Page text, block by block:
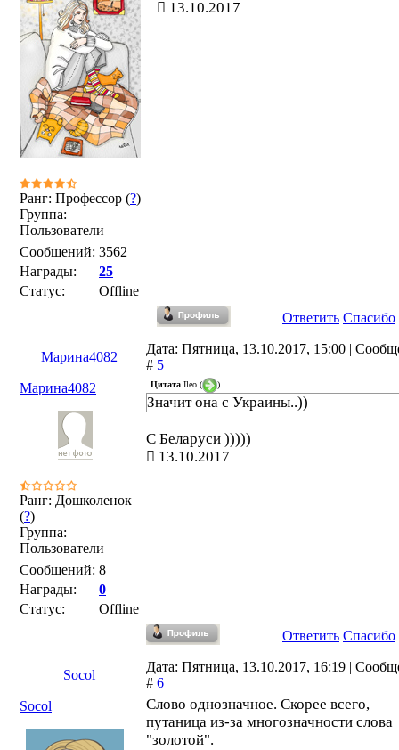
Ранг: Профессор (?)
Группа:
Пользователи
Сообщений: 3562
Награды:
25
Статус:
Offline
13.10.2017
Ответить Спасибо
Марина4082
Дата: Пятница, 13.10.2017, 15:00 |
# 5
Марина4082
Ранг: Дошколенок
(?)
Группа:
Пользователи
Сообщений: 8
Награды:
0
Статус:
Offline
Цитата Ileo ( )
Значит она с Украины..))
С Беларуси )))))
13.10.2017
Ответить Спасибо
Socol
Дата: Пятница, 13.10.2017, 16:19 |
# 6
Socol
Слово однозначное. Скорее всего,
путаница из-за многозначности слова
"золотой".